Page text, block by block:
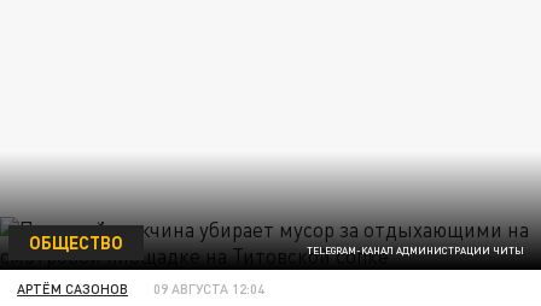
TELEGRAM-КАНАЛ АДМИНИСТРАЦИИ ЧИТЫ
ОБЩЕСТВО
АРТЁМ САЗОНОВ 09 АВГУСТА 12:04